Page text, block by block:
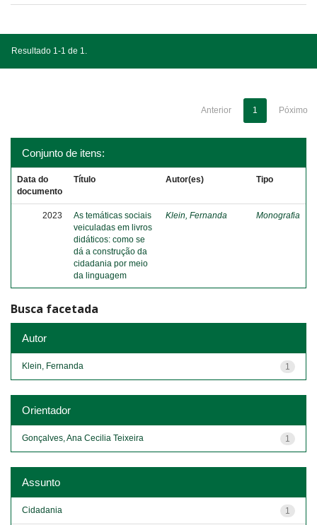
Resultado 1-1 de 1.
Anterior 1 Póximo
Conjunto de itens:
Data do
documento
Título Autor(es) Tipo
2023
As temáticas sociais
veiculadas em livros
didáticos: como se
dá a construção da
cidadania por meio
da linguagem
Klein, Fernanda Monografia
Busca facetada
Autor
1
Klein, Fernanda
Orientador
1
Gonçalves, Ana Cecilia Teixeira
Assunto
1
Cidadania